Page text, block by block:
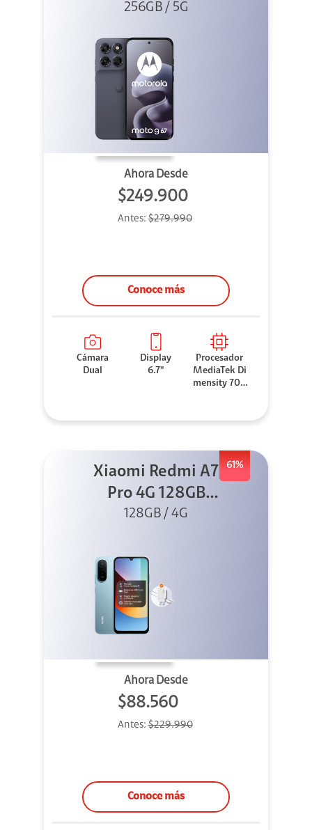
256GB / 5G
Ahora Desde
$249.900
Antes: $279.990
Conoce más
Cámara
Dual
Display
6.7"
Procesador
MediaTek Di
mensity 706
61%
Xiaomi Redmi A7
Pro 4G 128GB
Azul + Cargador
128GB / 4G
Ahora Desde
$88.560
Antes:$229.990
Conoce más